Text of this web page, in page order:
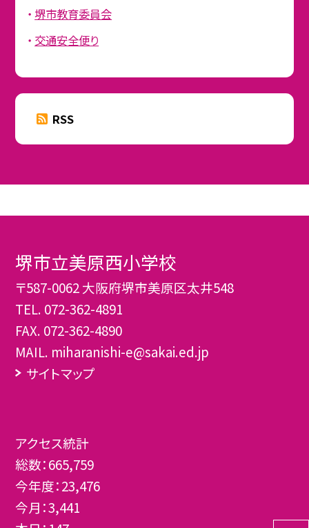
堺市教育委員会
交通安全便り
RSS
堺市立美原西小学校
〒587-0062 大阪府堺市美原区太井548
TEL. 072-362-4891
FAX. 072-362-4890
MAIL. miharanishi-e@sakai.ed.jp
サイトマップ
アクセス統計
総数：665,759
今年度：23,476
今月：3,441